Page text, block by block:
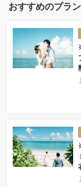
おすすめのプラン